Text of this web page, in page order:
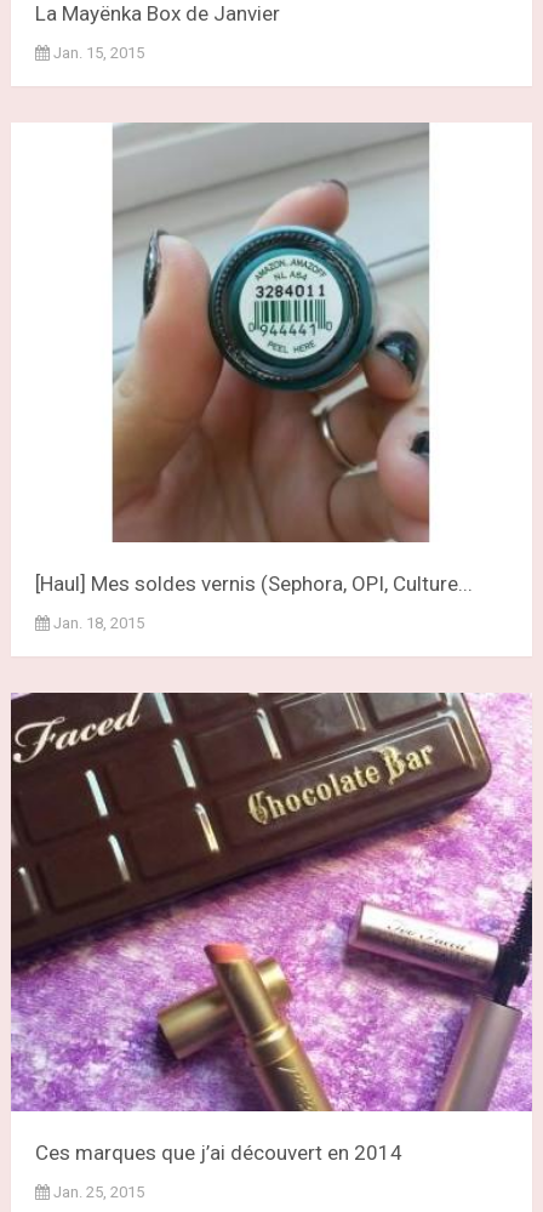
La Mayënka Box de Janvier
Jan. 15, 2015
[Haul] Mes soldes vernis (Sephora, OPI, Culture...
Jan. 18, 2015
Ces marques que j’ai découvert en 2014
Jan. 25, 2015